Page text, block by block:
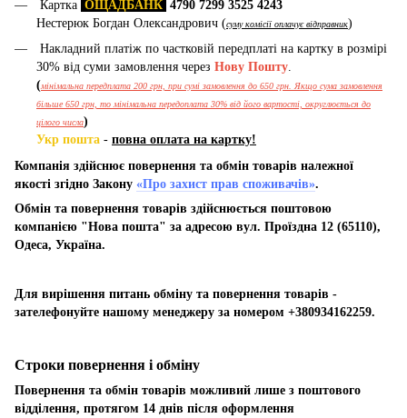
Картка ОЩАДБАНК 4790 7299 3525 4243
Нестерюк Богдан Олександрович (суму комісії оплачує відправник)
Накладний платіж по частковій передплаті на картку в розмірі
30% від суми замовлення через Нову Пошту.
(мінімальна передплата 200 грн, при сумі замовлення до 650 грн. Якщо сума замовлення
більше 650 грн, то мінімальна передоплата 30% від його вартості, округлюється до
цілого числа)
Укр пошта - повна оплата на картку!
Компанія здійснює повернення та обмін товарів належної
якості згідно Закону «Про захист прав споживачів».
Обмін та повернення товарів здійснюється поштовою
компанією "Нова пошта" за адресою вул. Проїздна 12 (65110),
Одеса, Україна.
Для вирішення питань обміну та повернення товарів -
зателефонуйте нашому менеджеру за номером +380934162259.
Строки повернення і обміну
Повернення та обмін товарів можливий лише з поштового
відділення, протягом 14 днів після оформлення